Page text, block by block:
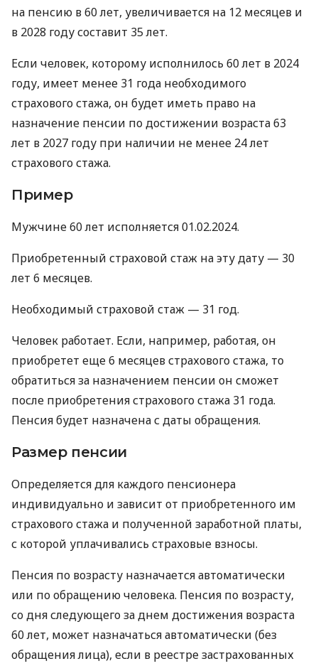
на пенсию в 60 лет, увеличивается на 12 месяцев и
в 2028 году составит 35 лет.
Если человек, которому исполнилось 60 лет в 2024
году, имеет менее 31 года необходимого
страхового стажа, он будет иметь право на
назначение пенсии по достижении возраста 63
лет в 2027 году при наличии не менее 24 лет
страхового стажа.
Пример
Мужчине 60 лет исполняется 01.02.2024.
Приобретенный страховой стаж на эту дату — 30
лет 6 месяцев.
Необходимый страховой стаж — 31 год.
Человек работает. Если, например, работая, он
приобретет еще 6 месяцев страхового стажа, то
обратиться за назначением пенсии он сможет
после приобретения страхового стажа 31 года.
Пенсия будет назначена с даты обращения.
Размер пенсии
Определяется для каждого пенсионера
индивидуально и зависит от приобретенного им
страхового стажа и полученной заработной платы,
с которой уплачивались страховые взносы.
Пенсия по возрасту назначается автоматически
или по обращению человека. Пенсия по возрасту,
со дня следующего за днем ​​достижения возраста
60 лет, может назначаться автоматически (без
обращения лица), если в реестре застрахованных